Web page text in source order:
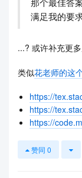
满足我的要
...? 或许补充更
类似花老师的这
https://
https://
https://
赞同 0